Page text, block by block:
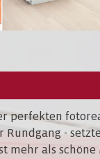
perfekten
Rundgang -
als schöne